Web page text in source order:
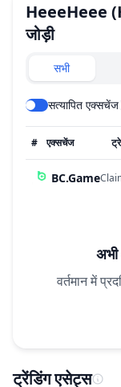
HeeeHeee
जोड़ी
Exchanges type
सभी
सत्यापित एक्सचेंज
# एक्सचेंज
BC.Game
वर्तमान में
ट्रेंडिंग एसेट्स